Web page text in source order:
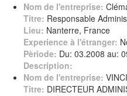
Nom de l'entreprise:
Titre: Responsable
Lieu: Nanterre, France
Experience à l'étranger:
Pèriode: Du: 03.2008 au:
Description:
Nom de l'entreprise:
Titre: DIRECTEUR